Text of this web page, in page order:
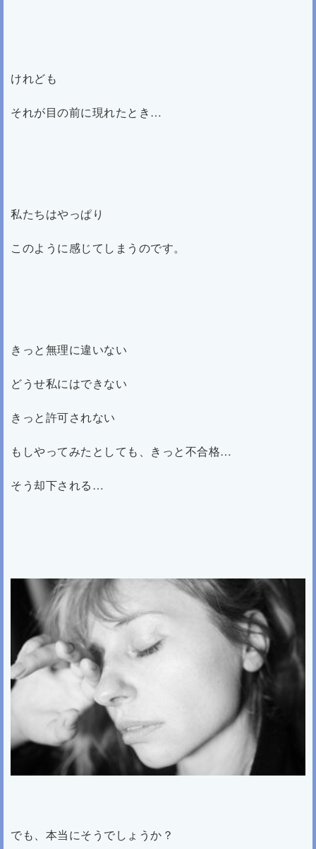
けれども
それが目の前に現れたとき…
私たちはやっぱり
このように感じてしまうのです。
きっと無理に違いない
どうせ私にはできない
きっと許可されない
もしやってみたとしても、きっと不合格…
そう却下される…
でも、本当にそうでしょうか？